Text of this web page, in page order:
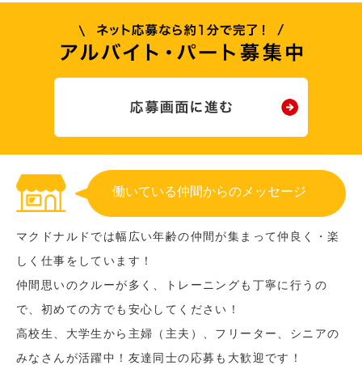
働いている仲間からのメッセージ
マクドナルドでは幅広い年齢の仲間が集まって仲良く・楽
しく仕事をしています！
仲間思いのクルーが多く、トレーニングも丁寧に行うの
で、初めての方でも安心してください！
高校生、大学生から主婦（主夫）、フリーター、シニアの
みなさんが活躍中！友達同士の応募も大歓迎です！